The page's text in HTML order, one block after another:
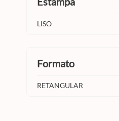
LISO
formato
RETANGULAR